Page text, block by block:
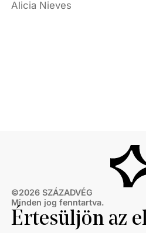
Alicia Nieves
©2026 SZÁZADVÉG
Minden jog fenntartva.
Értesüljön az